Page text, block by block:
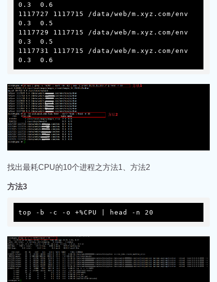
0.3  0.6
1117727 1117715 /data/web/m.xyz.com/env
0.3  0.5
1117729 1117715 /data/web/m.xyz.com/env
0.3  0.5
1117731 1117715 /data/web/m.xyz.com/env
0.3  0.6
找出最耗CPU的10个进程之方法1、方法2
方法3
top -b -c -o +%CPU | head -n 20